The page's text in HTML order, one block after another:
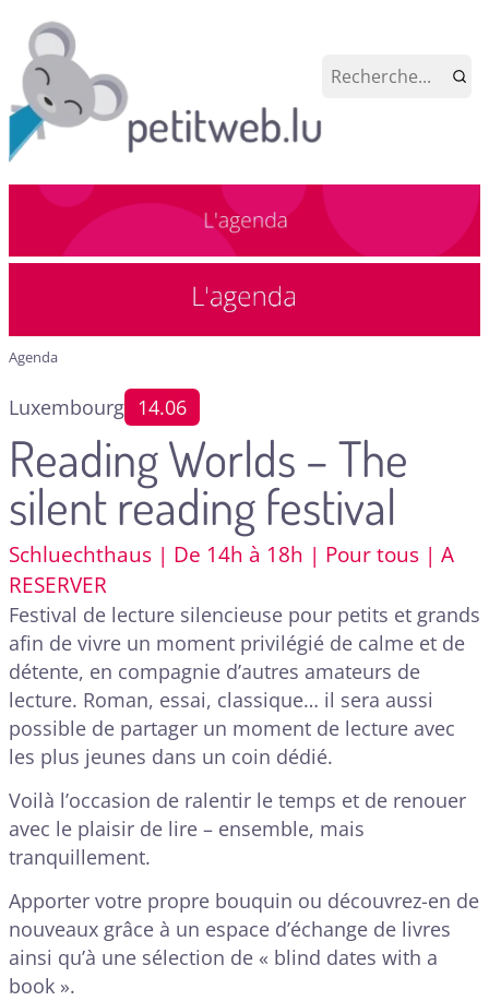
Agenda
Luxembourg 14.06
Reading Worlds – The
silent reading festival
Schluechthaus | De 14h à 18h | Pour tous | A
RESERVER
Festival de lecture silencieuse pour petits et grands
afin de vivre un moment privilégié de calme et de
détente, en compagnie d’autres amateurs de
lecture. Roman, essai, classique… il sera aussi
possible de partager un moment de lecture avec
les plus jeunes dans un coin dédié.
Voilà l’occasion de ralentir le temps et de renouer
avec le plaisir de lire – ensemble, mais
tranquillement.
Apporter votre propre bouquin ou découvrez-en de
nouveaux grâce à un espace d’échange de livres
ainsi qu’à une sélection de « blind dates with a
book ».